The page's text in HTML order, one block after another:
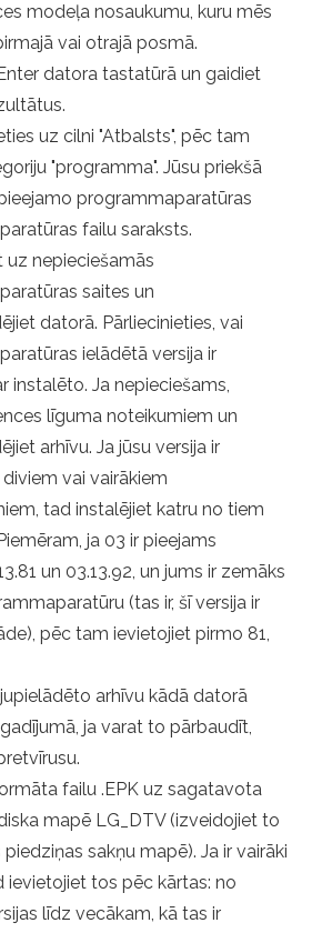
modeļa nosaukumu, kuru mēs
vai otrajā posmā.
datora tastatūrā un gaidiet
uz cilni "Atbalsts", pēc tam
"programma". Jūsu priekšā
programmaparatūras
failu saraksts.
uz nepieciešamās
saites un
datorā. Pārliecinieties, vai
ielādētā versija ir
instalēto. Ja nepieciešams,
līguma noteikumiem un
arhīvu. Ja jūsu versija ir
vai vairākiem
tad instalējiet katru no tiem
ja 03 ir pieejams
un 03.13.92, un jums ir zemāks
(tas ir, šī versija ir
pēc tam ievietojiet pirmo 81,
arhīvu kādā datorā
ja varat to pārbaudīt,
failu .EPK uz sagatavota
mapē LG_DTV (izveidojiet to
sakņu mapē). Ja ir vairāki
ievietojiet tos pēc kārtas: no
līdz vecākam, kā tas ir